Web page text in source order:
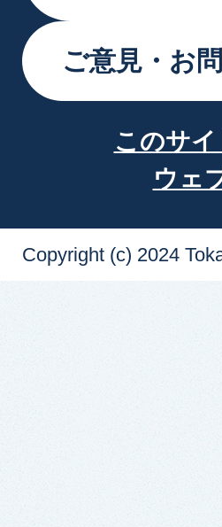
ご意見・お
このサ
ウェ
Copyright (c) 2024